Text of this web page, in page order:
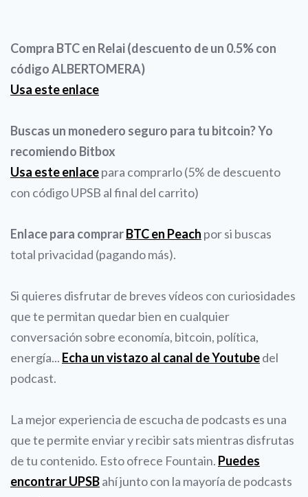
Compra BTC en Relai (descuento de un 0.5% con
código ALBERTOMERA)
Usa este enlace
Buscas un monedero seguro para tu bitcoin? Yo
recomiendo Bitbox
Usa este enlacepara comprarlo (5% de descuento
con código UPSB al final del carrito)
Enlace para comprarBTC en Peach por si buscas
total privacidad (pagando más).
Si quieres disfrutar de breves vídeos con curiosidades
que te permitan quedar bien en cualquier
conversación sobre economía, bitcoin, política,
energía... Echa un vistazo al canal de Youtubedel
podcast.
La mejor experiencia de escucha de podcasts es una
que te permite enviar y recibir sats mientras disfrutas
de tu contenido. Esto ofrece Fountain. Puedes
encontrar UPSBahí junto con la mayoría de podcasts